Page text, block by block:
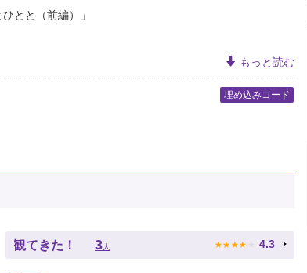
とと（前編）」
もっと読む
埋め込みコード
観てきた！ 3 人 ★ ★ ★ ★ ★ 4.3